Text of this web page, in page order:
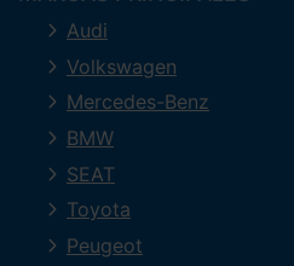
Audi
Volkswagen
Mercedes-Benz
BMW
SEAT
Toyota
Peugeot